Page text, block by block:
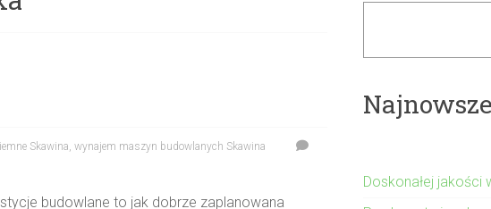
Skawina, wynajem maszyn budowlanych Skawina
budowlane to jak dobrze zaplanowana
Doskonałej jakości